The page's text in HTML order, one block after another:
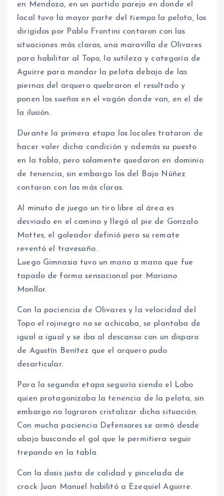
en Mendoza, en un partido parejo en donde el
local tuvo la mayor parte del tiempo la pelota, los
dirigidos por Pablo Frontini contaron con las
situaciones más claras, una maravilla de Olivares
para habilitar al Topo, la sutileza y categoría de
Aguirre para mandar la pelota debajo de las
piernas del arquero quebraron el resultado y
ponen los sueños en el vagón donde van, en el de
la ilusión.
Durante la primera etapa los locales trataron de
hacer valer dicha condición y además su puesto
en la tabla, pero solamente quedaron en dominio
de tenencia, sin embargo los del Bajo Núñez
contaron con las más claras.
Al minuto de juego un tiro libre al área es
desviado en el camino y llegó al pie de Gonzalo
Mottes, el goleador definió pero su remate
reventó el travesaño.
Luego Gimnasia tuvo un mano a mano que fue
tapado de forma sensacional por Mariano
Monllor.
Con la paciencia de Olivares y la velocidad del
Topo el rojinegro no se achicaba, se plantaba de
igual a igual y se iba al descanso con un disparo
de Agustín Benítez que el arquero pudo
desarticular.
Para la segunda etapa seguiría siendo el Lobo
quien protagonizaba la tenencia de la pelota, sin
embargo no lograron cristalizar dicha situación.
Con mucha paciencia Defensores se armó desde
abajo buscando el gol que le permitiera seguir
trepando en la tabla.
Con la dosis justa de calidad y pincelada de
crack Juan Manuel habilitó a Ezequiel Aguirre.